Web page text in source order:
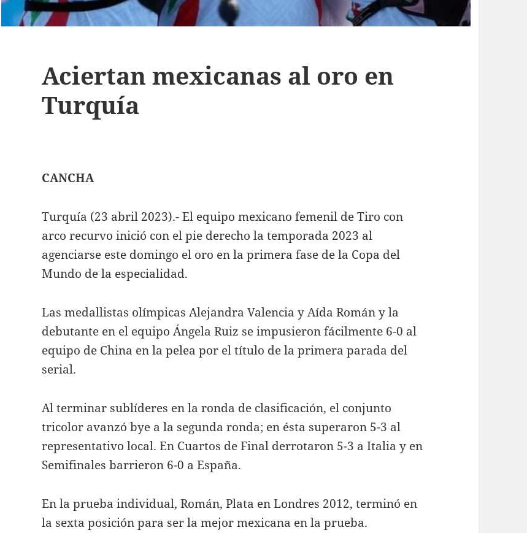
Aciertan mexicanas al oro en
Turquía
CANCHA
Turquía (23 abril 2023).- El equipo mexicano femenil de Tiro con
arco recurvo inició con el pie derecho la temporada 2023 al
agenciarse este domingo el oro en la primera fase de la Copa del
Mundo de la especialidad.
Las medallistas olímpicas Alejandra Valencia y Aída Román y la
debutante en el equipo Ángela Ruiz se impusieron fácilmente 6-0 al
equipo de China en la pelea por el título de la primera parada del
serial.
Al terminar sublíderes en la ronda de clasificación, el conjunto
tricolor avanzó bye a la segunda ronda; en ésta superaron 5-3 al
representativo local. En Cuartos de Final derrotaron 5-3 a Italia y en
Semifinales barrieron 6-0 a España.
En la prueba individual, Román, Plata en Londres 2012, terminó en
la sexta posición para ser la mejor mexicana en la prueba.